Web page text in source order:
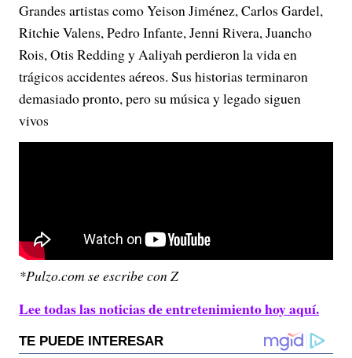
Grandes artistas como Yeison Jiménez, Carlos Gardel,
Ritchie Valens, Pedro Infante, Jenni Rivera, Juancho
Rois, Otis Redding y Aaliyah perdieron la vida en
trágicos accidentes aéreos. Sus historias terminaron
demasiado pronto, pero su música y legado siguen
vivos
*Pulzo.com se escribe con Z
Lee todas las noticias de entretenimiento hoy aquí.